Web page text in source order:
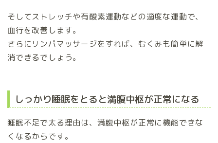
そしてストレッチや有酸素運動などの適度な運動で、
血行を改善します。
さらにリンパマッサージをすれば、むくみも簡単に解
消できるでしょう。
しっかり睡眠をとると満腹中枢が正常になる
睡眠不足で太る理由は、満腹中枢が正常に機能できな
くなるからです。